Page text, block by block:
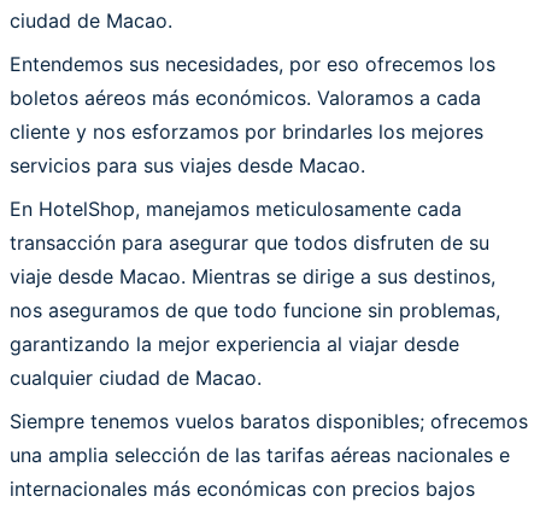
ciudad de Macao.
Entendemos sus necesidades, por eso ofrecemos los
boletos aéreos más económicos. Valoramos a cada
cliente y nos esforzamos por brindarles los mejores
servicios para sus viajes desde Macao.
En HotelShop, manejamos meticulosamente cada
transacción para asegurar que todos disfruten de su
viaje desde Macao. Mientras se dirige a sus destinos,
nos aseguramos de que todo funcione sin problemas,
garantizando la mejor experiencia al viajar desde
cualquier ciudad de Macao.
Siempre tenemos vuelos baratos disponibles; ofrecemos
una amplia selección de las tarifas aéreas nacionales e
internacionales más económicas con precios bajos